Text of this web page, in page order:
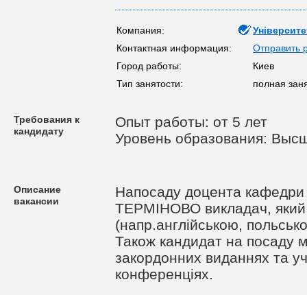
Компания:
Контактная информация:
Отправить
Город работы:
Киев
Тип занятости:
полная
Требования к
кандидату
Опыт работы: от 5 лет
Уровень образования:
Описание
вакансии
Напосаду доцента кафедри
ТЕРМІНОВО викладач,
(напр.англійською,
Також кандидат на посаду
закордонних виданнях та
конференціях.